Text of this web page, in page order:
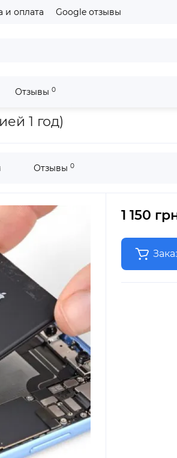
и оплата Google отзывы
Отзывы 0
1 год)
Отзывы 0
1 150